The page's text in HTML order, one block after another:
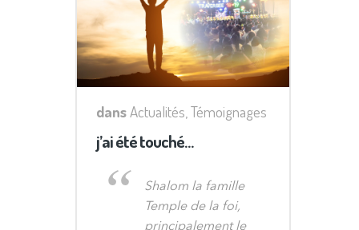
dansActualités,Témoignages
j’ai été touché…
Shalom la famille
Temple de la foi,
principalement le